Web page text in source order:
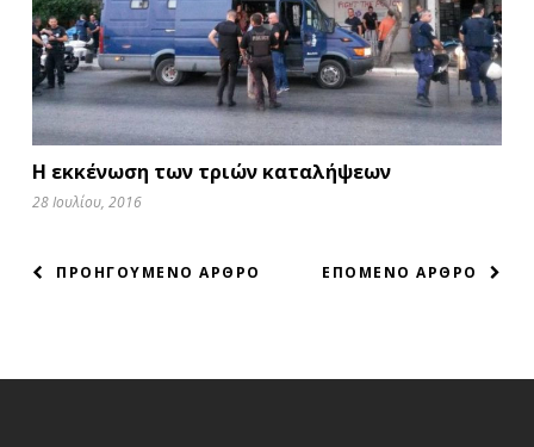
Η εκκένωση των τριών καταλήψεων
28 Ιουλίου, 2016
ΠΛΟΗΓΗΣΗ
ΕΠΟΜΕΝΟ ΑΡΘΡΟ
ΠΡΟΗΓΟΥΜΕΝΟ ΑΡΘΡΟ